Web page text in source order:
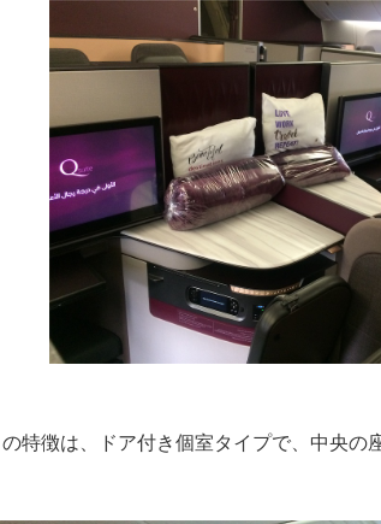
の特徴は、ドア付き個室タイプで、中央の